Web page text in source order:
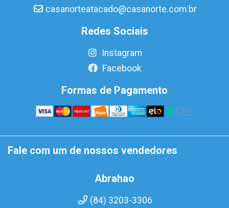
casanorteatacado@casanorte.com.br
Redes Sociais
Instagram
Facebook
Formas de Pagamento
Fale com um de nossos vendedores
Abrahao
(84) 3203-3306